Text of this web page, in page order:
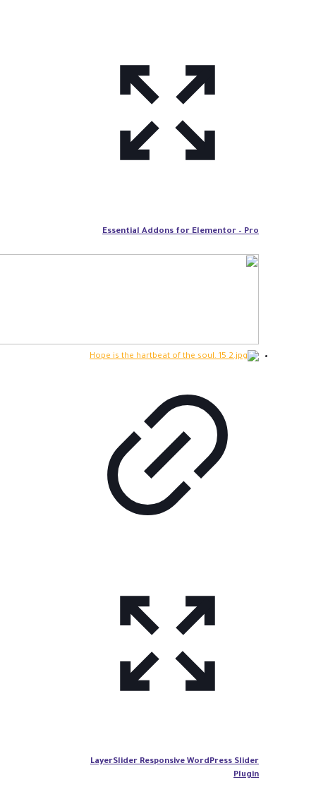
Essential Addons for Elementor – Pro
LayerSlider Responsive WordPress Slider
Plugin